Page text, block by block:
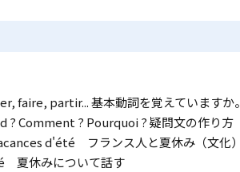
partir... 基本動詞を覚えていますか。
? Comment ? Pourquoi ? 疑問文の作り方
d'été フランス人と夏休み（文化）
夏休みについて話す